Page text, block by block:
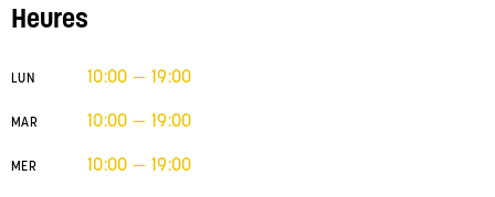
Heures
LUN 10:00 — 19:00
MAR 10:00 — 19:00
MER 10:00 — 19:00